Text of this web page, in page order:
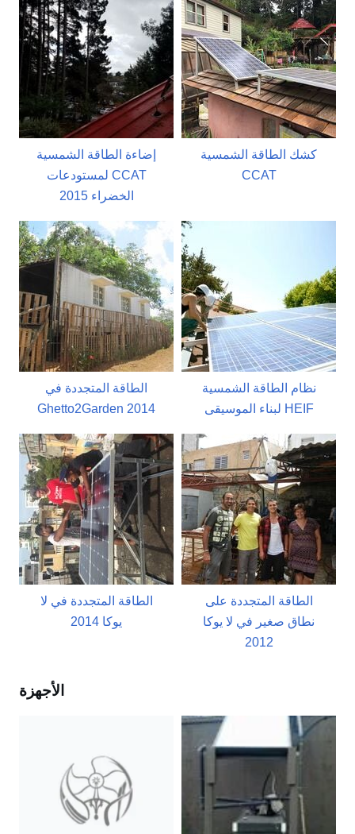
إضاءة الطاقة الشمسية
لمستودعات CCAT
الخضراء 2015
كشك الطاقة الشمسية
CCAT
الطاقة المتجددة في
Ghetto2Garden 2014
نظام الطاقة الشمسية
لبناء الموسيقى HEIF
الطاقة المتجددة في لا
يوكا 2014
الطاقة المتجددة على
نطاق صغير في لا يوكا
2012
الأجهزة